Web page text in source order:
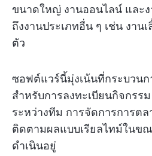
ขนาดใหญ่ งานออนไลน์ และ
ถึงงานประเภทอื่น ๆ เช่น งาน
ตัว
ซอฟต์แวร์นี้มุ่งเน้นที่กระบวน
สำหรับการลงทะเบียนกิจกรร
ระหว่างทีม การจัดการการต
ติดตามผลแบบเรียลไทม์ในข
ดำเนินอยู่